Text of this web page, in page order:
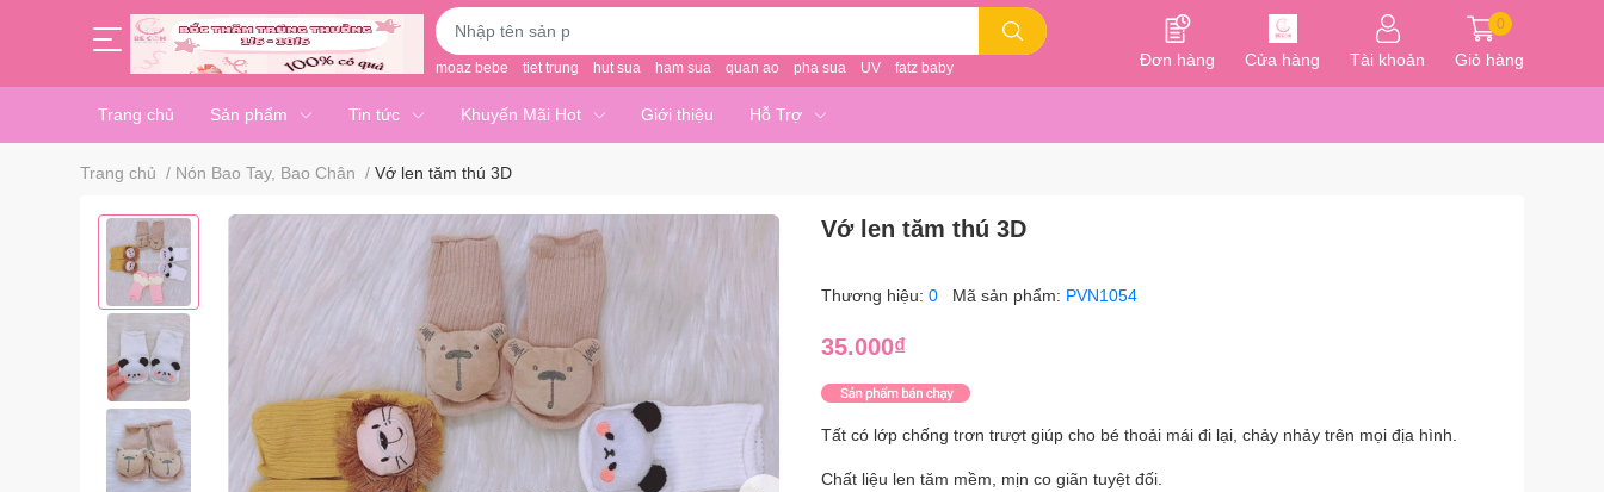
moaz bebe tiet trung hut sua ham sua quan ao pha sua UV fatz baby Đơn hàng Cửa hàng Tài khoản
0
Giỏ hàng
Trang chủ Sản phẩm Tin tức Khuyến Mãi Hot Giới thiệu Hỗ Trợ
Trang chủ / Nón Bao Tay, Bao Chân / Vớ len tăm thú 3D
Vớ len tăm thú 3D
Thương hiệu: 0 Mã sản phẩm: PVN1054
35.000₫
Tất có lớp chống trơn trượt giúp cho bé thoải mái đi lại, chảy nhảy trên mọi địa hình.
Chất liệu len tăm mềm, mịn co giãn tuyệt đối.